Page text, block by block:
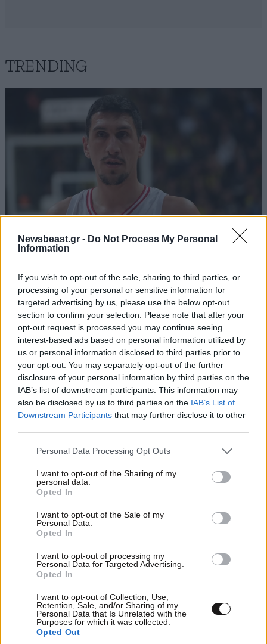
Newsbeast.gr - Do Not Process My Personal
Information
If you wish to opt-out of the sale, sharing to third parties, or
processing of your personal or sensitive information for
targeted advertising by us, please use the below opt-out
section to confirm your selection. Please note that after your
opt-out request is processed you may continue seeing
interest-based ads based on personal information utilized by
us or personal information disclosed to third parties prior to
your opt-out. You may separately opt-out of the further
disclosure of your personal information by third parties on the
IAB’s list of downstream participants. This information may
also be disclosed by us to third parties on the IAB’s List of
Downstream Participants that may further disclose it to other
Please note that this website/app uses one or more Google
not limited to your visit or usage behaviour. You may click to
grant or deny consent to Google and its third-party tags to
use your data for below specified purposes in below Google
consent section.
Personal Data Processing Opt Outs
I want to opt-out of the Sharing of my
personal data.
Opted In
I want to opt-out of the Sale of my
Personal Data.
Opted In
I want to opt-out of processing my
Personal Data for Targeted Advertising.
Opted In
I want to opt-out of Collection, Use,
Retention, Sale, and/or Sharing of my
Personal Data that Is Unrelated with the
Purposes for which it was collected.
Opted Out
TRENDING
Ακυρώνει δύο συμβόλαια ο Λαρεντζάκης και
υπογράφει σε ελληνική ομάδα-έκπληξη!